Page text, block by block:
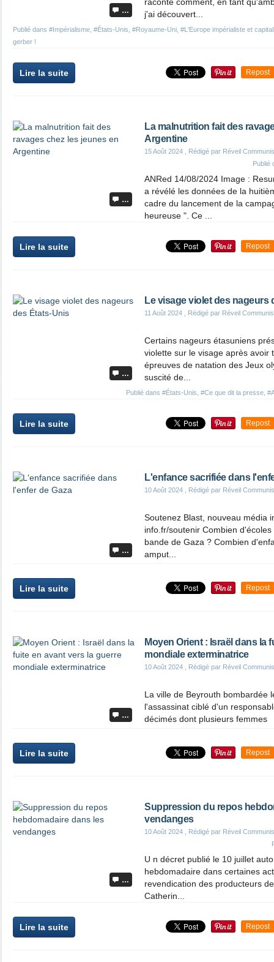
…
Publié dans #Impérialisme #États-Unis #Royaume-Uni #L'Europe impérialiste et
gerber !
j'ai découvert...
Lire la suite Repost
…
La malnutrition fait des
Argentine
15 Août 2024 , Rédigé par Réveil
Publié
ANRed 14/08/2024 Image :
a révélé les données de la
cadre du lancement de la
heureuse ". Ce ...
Lire la suite Repost
…
Le visage violet des nageurs
11 Août 2024 , Rédigé par Réveil
Publié dans #États-Unis #Ce que dit la presse
Certains nageurs étasuniens
violette sur le visage après avoir
épreuves de natation des Jeux
suscité de...
Lire la suite Repost
…
L'enfance sacrifiée dans
10 Août 2024 , Rédigé par Réveil
Soutenez Blast, nouveau média
info.fr/soutenir Combien
bande de Gaza ? Combien
amput...
Lire la suite Repost
…
Moyen Orient : Israël dans la
mondiale exterminatrice
10 Août 2024 , Rédigé par Réveil
La ville de Beyrouth bombardée
l'assassinat ciblé d'un
décimés dont plusieurs femmes
Lire la suite Repost
…
Suppression du repos
vendanges
10 Août 2024 , Rédigé par Réveil
U n décret publié le 10 juillet
hebdomadaire dans certaines
revendication des producteurs
Catherin...
Lire la suite Repost